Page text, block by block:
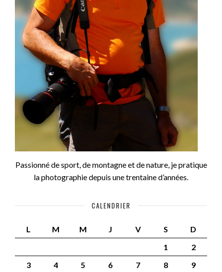
Passionné de sport, de montagne et de nature, je pratique
la photographie depuis une trentaine d’années.
CALENDRIER
L M M J V S
D
1
2
3
4 5 6 7 8
9